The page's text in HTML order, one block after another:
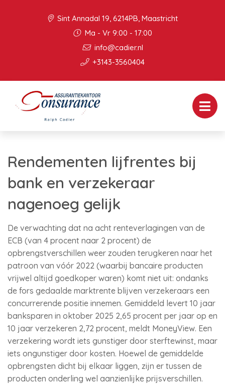
Sint Annadal 19, 6214PB, Maastricht
Ma - Vr 9:00 - 17:00
info@cadier.nl
+3143-3560404
Rendementen lijfrentes bij
bank en verzekeraar
nagenoeg gelijk
De verwachting dat na acht renteverlagingen van de
ECB (van 4 procent naar 2 procent) de
opbrengstverschillen weer zouden terugkeren naar het
patroon van vóór 2022 (waarbij bancaire producten
vrijwel altijd goedkoper waren) komt niet uit: ondanks
de fors gedaalde marktrente blijven verzekeraars een
concurrerende positie innemen. Gemiddeld levert 10 jaar
banksparen in oktober 2025 2,65 procent per jaar op en
10 jaar verzekeren 2,72 procent, meldt MoneyView. Een
verzekering wordt iets gunstiger door sterftewinst, maar
iets ongunstiger door kosten. Hoewel de gemiddelde
opbrengsten dicht bij elkaar liggen, zijn er tussen de
producten onderling wel aanzienlijke prijsverschillen.